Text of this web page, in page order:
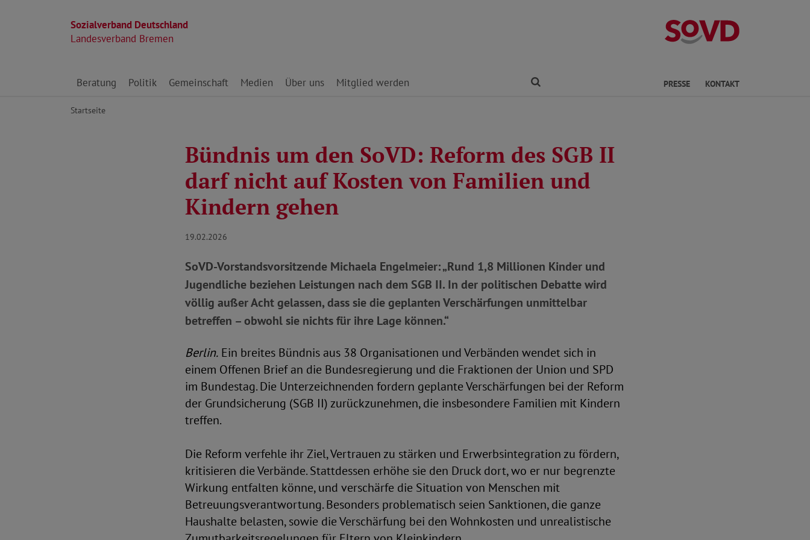
Sozialverband Deutschland
Landesverband Bremen
Landesverband
Direkt zu den Inhalten springen
Beratung Politik Gemeinschaft Medien Über uns Mitglied werden PRESSE KONTAKT
Startseite
Bündnis um den SoVD: Reform des SGB II
darf nicht auf Kosten von Familien und
Kindern gehen
19.02.2026
SoVD-Vorstandsvorsitzende Michaela Engelmeier: „Rund 1,8 Millionen Kinder und
Jugendliche beziehen Leistungen nach dem SGB II. In der politischen Debatte wird
völlig außer Acht gelassen, dass sie die geplanten Verschärfungen unmittelbar
betreffen – obwohl sie nichts für ihre Lage können.“
Berlin. Ein breites Bündnis aus 38 Organisationen und Verbänden wendet sich in
einem Offenen Brief an die Bundesregierung und die Fraktionen der Union und SPD
im Bundestag. Die Unterzeichnenden fordern geplante Verschärfungen bei der Reform
der Grundsicherung (SGB II) zurückzunehmen, die insbesondere Familien mit Kindern
treffen.
Die Reform verfehle ihr Ziel, Vertrauen zu stärken und Erwerbsintegration zu fördern,
kritisieren die Verbände. Stattdessen erhöhe sie den Druck dort, wo er nur begrenzte
Wirkung entfalten könne, und verschärfe die Situation von Menschen mit
Betreuungsverantwortung. Besonders problematisch seien Sanktionen, die ganze
Haushalte belasten, sowie die Verschärfung bei den Wohnkosten und unrealistische